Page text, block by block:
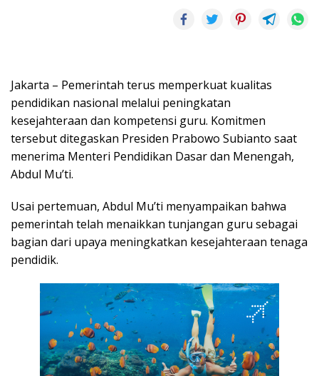
Jakarta – Pemerintah terus memperkuat kualitas
pendidikan nasional melalui peningkatan
kesejahteraan dan kompetensi guru. Komitmen
tersebut ditegaskan Presiden Prabowo Subianto saat
menerima Menteri Pendidikan Dasar dan Menengah,
Abdul Mu’ti.
Usai pertemuan, Abdul Mu’ti menyampaikan bahwa
pemerintah telah menaikkan tunjangan guru sebagai
bagian dari upaya meningkatkan kesejahteraan tenaga
pendidik.